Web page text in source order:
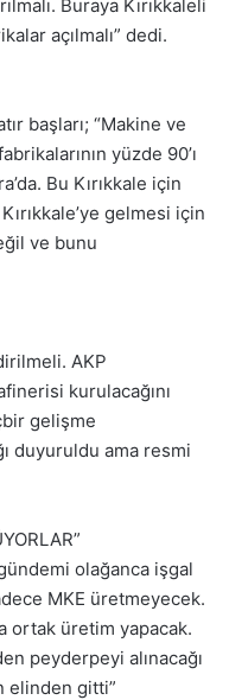
Buraya Kırıkkaleli
açılmalı” dedi.
başları; “Makine ve
yüzde 90’ı
Bu Kırıkkale için
gelmesi için
ve bunu
AKP
kurulacağını
gelişme
duyuruldu ama resmi
olağanca işgal
MKE üretmeyecek.
ortak üretim yapacak.
peyderpeyi alınacağı
elinden gitti”